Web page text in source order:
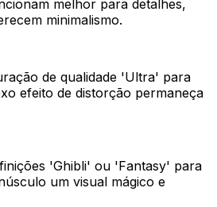
melhor para detalhes,
minimalismo.
de qualidade 'Ultra' para
efeito de distorção permaneça
'Ghibli' ou 'Fantasy' para
um visual mágico e